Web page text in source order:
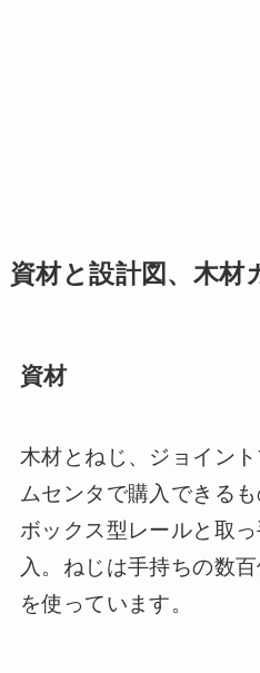
資材と設計図、木材
資材
木材とねじ、ジョイン
ムセンタで購入できるも
ボックス型レールと取
入。ねじは手持ちの数
を使っています。